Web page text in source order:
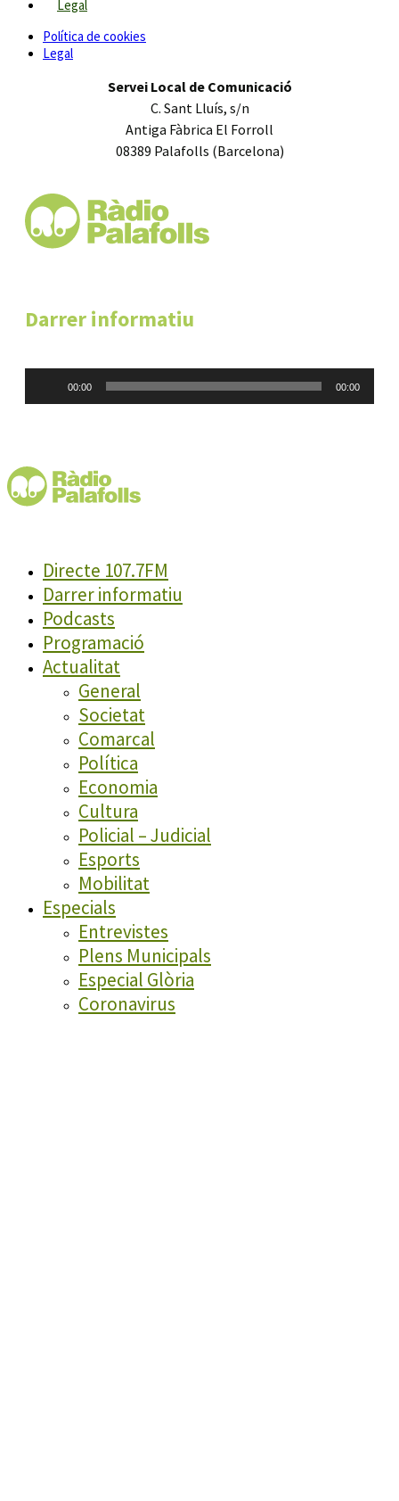
Legal
Política de cookies
Legal
Servei Local de Comunicació
C. Sant Lluís, s/n
Antiga Fàbrica El Forroll
08389 Palafolls (Barcelona)
Darrer informatiu
00:00 00:00
Directe 107.7FM
Darrer informatiu
Podcasts
Programació
Actualitat
General
Societat
Comarcal
Política
Economia
Cultura
Policial – Judicial
Esports
Mobilitat
Especials
Entrevistes
Plens Municipals
Especial Glòria
Coronavirus